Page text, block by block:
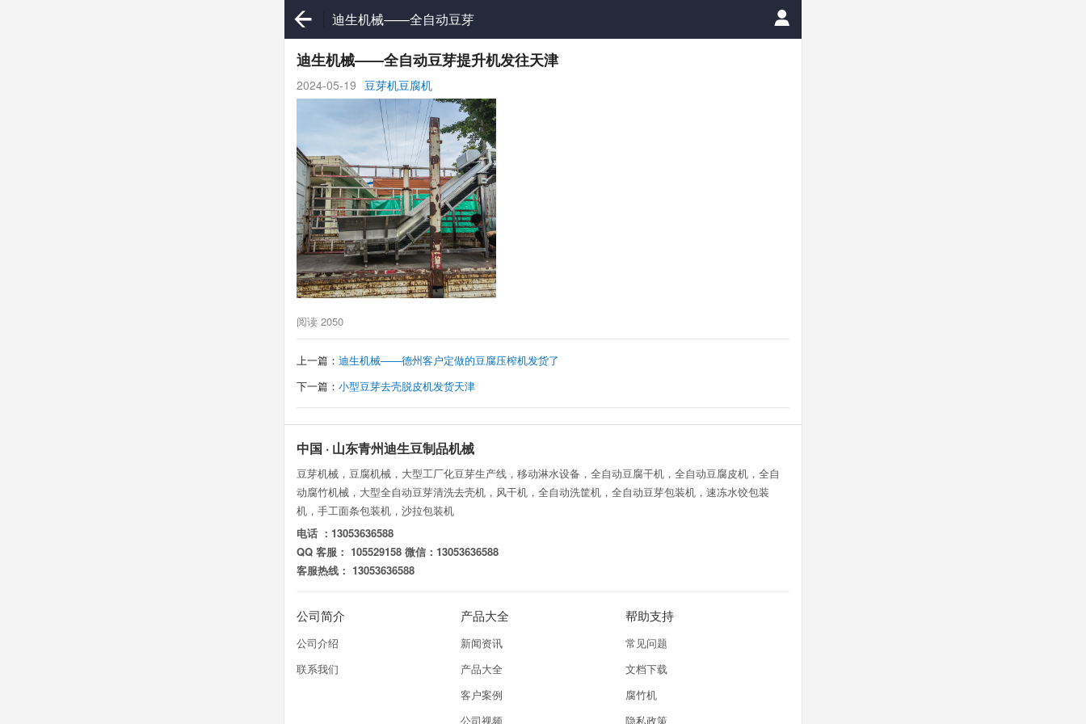
迪生机械——全自动豆芽
提升机发往天津
迪生机械——全自动豆芽提升机发往天津
2024-05-19 豆芽机豆腐机
阅读 2050
上一篇： 迪生机械——德州客户定做的豆腐压榨机发货了
下一篇： 小型豆芽去壳脱皮机发货天津
中国 · 山东青州迪生豆制品机械
豆芽机械，豆腐机械，大型工厂化豆芽生产线，移动淋水设备，全自动豆腐干机，全自动豆腐皮机，全自
动腐竹机械，大型全自动豆芽清洗去壳机，风干机，全自动洗筐机，全自动豆芽包装机，速冻水饺包装
机，手工面条包装机，沙拉包装机
电话 ：13053636588
QQ 客服： 105529158 微信：13053636588
客服热线： 13053636588
公司简介
公司介绍
联系我们
产品大全
新闻资讯
产品大全
客户案例
公司视频
帮助支持
常见问题
文档下载
腐竹机
隐私政策